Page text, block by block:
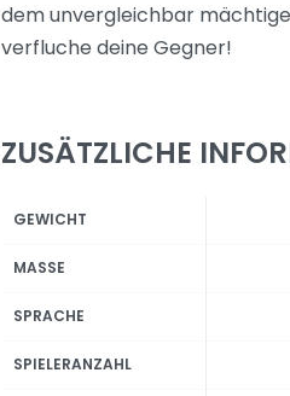
dem unvergleichbar
verfluche deine Gegner!
ZUSÄTZLICHE
GEWICHT
MASSE
SPRACHE
SPIELERANZAHL